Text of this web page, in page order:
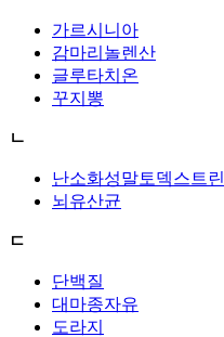
가르시니아
감마리놀렌산
글루타치온
꾸지뽕
ㄴ
난소화성말토덱스트린
뇌유산균
ㄷ
단백질
대마종자유
도라지